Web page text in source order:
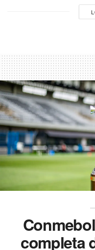
completa